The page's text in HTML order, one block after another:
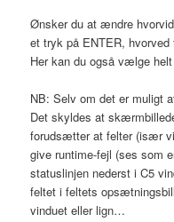
Ønsker du at ændre
et tryk på ENTER,
Her kan du også vælge
NB: Selv om det er muligt
Det skyldes at
forudsætter at felter (især
give runtime-fejl (ses som
statuslinjen nederst i C5
feltet i feltets
vinduet eller lign…